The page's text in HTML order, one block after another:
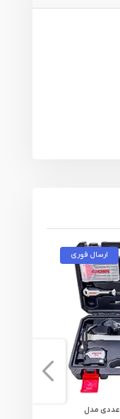
ارسال فوری
جعبه ابزار کرون با لوازم 14 عددی مدل